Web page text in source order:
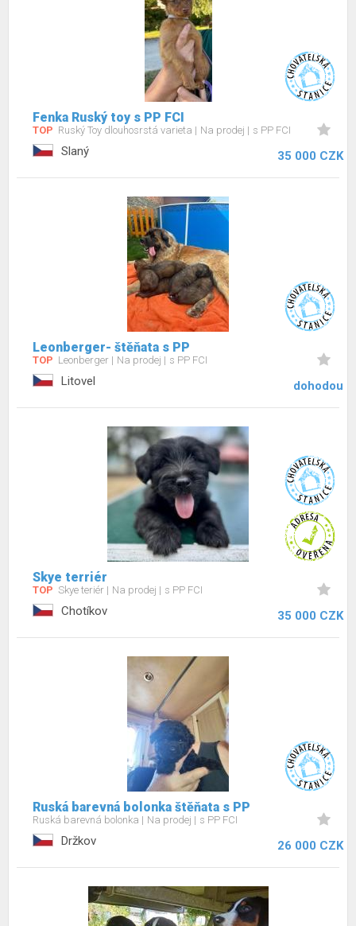
Fenka Ruský toy s PP FCI
TOP Ruský Toy dlouhosrstá varieta Na prodej s PP FCI
Slaný 35 000 CZK
Leonberger- štěňata s PP
TOP Leonberger Na prodej s PP FCI
Litovel dohodou
Skye terriér
TOP Skye teriér Na prodej s PP FCI
Chotíkov 35 000 CZK
Ruská barevná bolonka štěňata s PP
Ruská barevná bolonka Na prodej s PP FCI
Držkov 26 000 CZK